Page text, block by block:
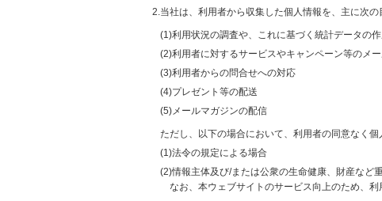
2.当社は、利用者から収集した個人情報を、主に次の
(1)利用状況の調査や、これに基づく統計データの
(2)利用者に対するサービスやキャンペーン等のメ
(3)利用者からの問合せへの対応
(4)プレゼント等の配送
(5)メールマガジンの配信
ただし、以下の場合において、利用者の同意なく個
(1)法令の規定による場合
(2)情報主体及び/または公衆の生命健康、財産など
なお、本ウェブサイトのサービス向上のため、